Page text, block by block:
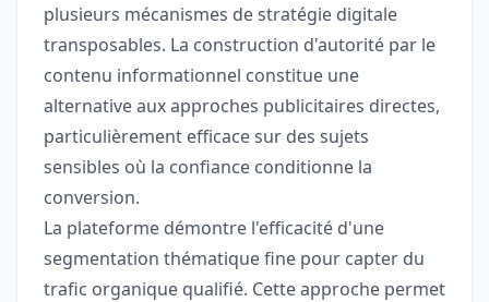
plusieurs mécanismes de stratégie digitale
transposables. La construction d'autorité par le
contenu informationnel constitue une
alternative aux approches publicitaires directes,
particulièrement efficace sur des sujets
sensibles où la confiance conditionne la
conversion.
La plateforme démontre l'efficacité d'une
segmentation thématique fine pour capter du
trafic organique qualifié. Cette approche permet